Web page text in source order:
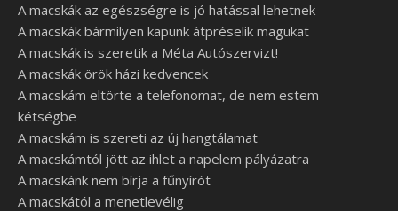
A macskák az egészségre is jó hatással lehetnek
A macskák bármilyen kapunk átpréselik magukat
A macskák is szeretik a Méta Autószervizt!
A macskák örök házi kedvencek
A macskám eltörte a telefonomat, de nem estem
kétségbe
A macskám is szereti az új hangtálamat
A macskámtól jött az ihlet a napelem pályázatra
A macskánk nem bírja a fűnyírót
A macskától a menetlevélig